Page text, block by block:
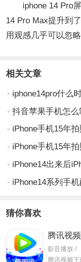
iphone 14 Pro屏
14 Pro Max提升到
用观感几乎可以忽略
相关文章
iphone14pro什么
猜你喜欢
腾讯视
影音播放 /